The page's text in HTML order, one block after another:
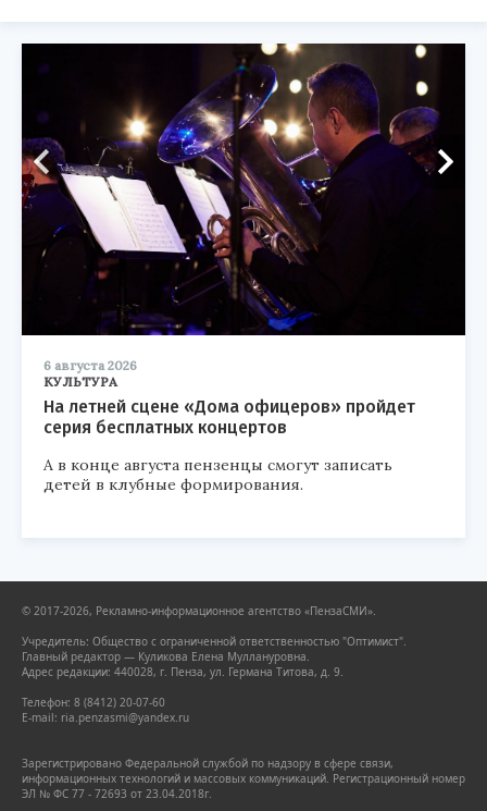
6 августа 2026
КУЛЬТУРА
На летней сцене «Дома офицеров» пройдет
серия бесплатных концертов
А в конце августа пензенцы смогут записать
детей в клубные формирования.
© 2017-2026, Рекламно-информационное агентство «ПензаСМИ».
Учредитель: Общество с ограниченной ответственностью "Оптимист".
Главный редактор — Куликова Елена Муллануровна.
Адрес редакции: 440028, г. Пенза, ул. Германа Титова, д. 9.
Телефон: 8 (8412) 20-07-60
E-mail: ria.penzasmi@yandex.ru
Зарегистрировано Федеральной службой по надзору в сфере связи,
информационных технологий и массовых коммуникаций. Регистрационный номер
ЭЛ № ФС 77 - 72693 от 23.04.2018г.